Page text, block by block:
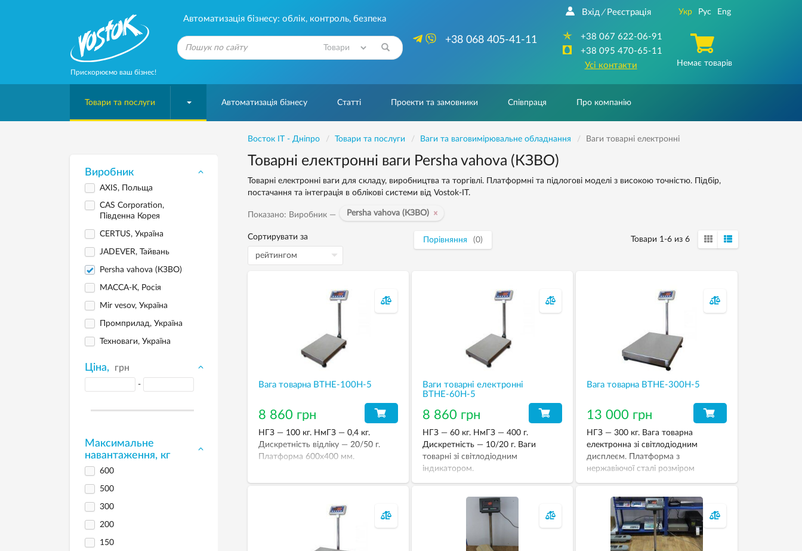
Прискорюємо ваш бізнес!
Автоматизація бізнесу: облік, контроль, безпека
+38 068 405-41-11
Вхід / Реєстрація
+38 067 622-06-91
+38 095 470-65-11
Усі контакти
Укр Рус Eng
Немає товарів
Товари та послуги Автоматизація бізнесу Статті Проекти та замовники Співпраця Про компанію
Восток IT - Дніпро Товари та послуги Ваги та ваговимірювальне обладнання Ваги товарнi електроннi
Товарні електронні ваги Persha vahova (КЗВО)
Товарні електронні ваги для складу, виробництва та торгівлі. Платформні та підлогові моделі з високою точністю. Підбір,
постачання та інтеграція в облікові системи від Vostok-IT.
Показано: Виробник — Persha vahova (КЗВО)
Сортирувати за Порівняння (0) Товари 1-6 из 6
Вага товарна ВТНЕ-100Н-5
8 860 грн
НГЗ — 100 кг. НмГЗ — 0,4 кг.
Дискретність відліку — 20/50 г.
Платформа 600х400 мм.
Ваги товарні електронні
ВТНЕ-60Н-5
8 860 грн
НГЗ — 60 кг. НмГЗ — 400 г.
Дискретність — 10/20 г. Ваги
товарні зі світлодіодним
індикатором.
Вага товарна ВТНЕ-300Н-5
13 000 грн
НГЗ — 300 кг. Вага товарна
електронна зі світлодіодним
дисплеєм. Платформа з
нержавіючої сталі розміром
Виробник
AXIS, Польща
CAS Corporation,
Південна Корея
CERTUS, Україна
JADEVER, Тайвань
Persha vahova (КЗВО)
МАССА-К, Росія
Mir vesov, Україна
Промприлад, Україна
Техноваги, Україна
Ціна, грн
-
Максимальне
навантаження, кг
600
500
300
200
150